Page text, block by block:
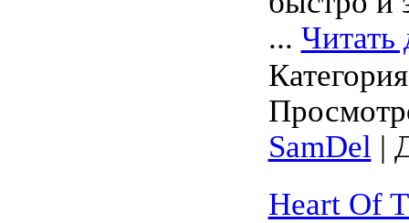
... Читать
SamDel |
Heart Of